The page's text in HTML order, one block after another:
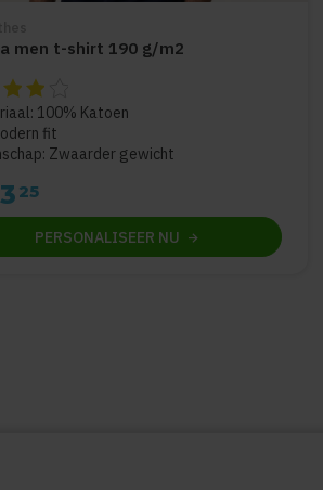
men t-shirt 190 g/m2
van dit product is
100% Katoen
fit
Zwaarder gewicht
3 25
PERSONALISEER NU